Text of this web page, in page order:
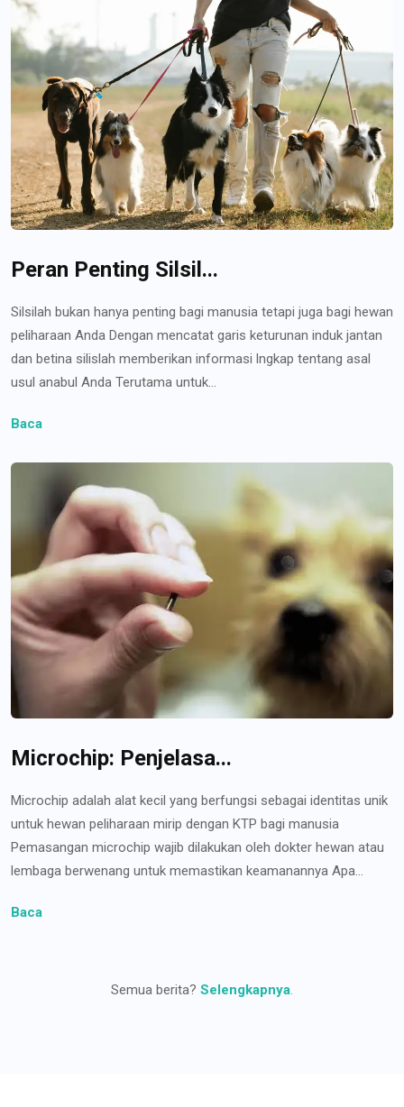
Peran Penting Silsil...
Silsilah bukan hanya penting bagi manusia tetapi juga bagi hewan
peliharaan Anda Dengan mencatat garis keturunan induk jantan
dan betina silislah memberikan informasi lngkap tentang asal
usul anabul Anda Terutama untuk...
Baca
Microchip: Penjelasa...
Microchip adalah alat kecil yang berfungsi sebagai identitas unik
untuk hewan peliharaan mirip dengan KTP bagi manusia
Pemasangan microchip wajib dilakukan oleh dokter hewan atau
lembaga berwenang untuk memastikan keamanannya Apa...
Baca
Semua berita? Selengkapnya